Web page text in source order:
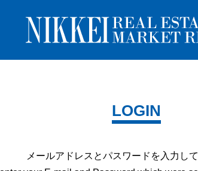
LOGIN
メールアドレスとパスワードを 入力し